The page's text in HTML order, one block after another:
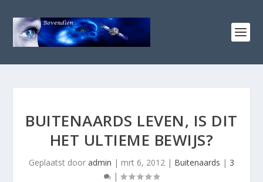
BUITENAARDS LEVEN, IS DIT
HET ULTIEME BEWIJS?
Geplaatst door admin | mrt 6, 2012 | Buitenaards | 3
|